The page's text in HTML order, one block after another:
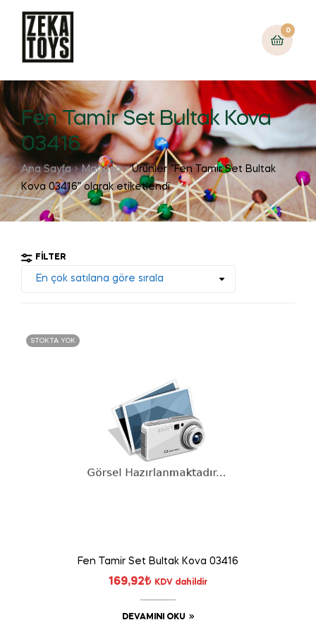
0
Fen Tamir Set Bultak Kova
03416
Ana Sayfa Mağaza
Ürünler “Fen Tamir Set Bultak
Kova 03416” olarak etiketlendi
FILTER
STOKTA YOK
Fen Tamir Set Bultak Kova 03416
169,92₺ KDV dahildir
DEVAMINI OKU